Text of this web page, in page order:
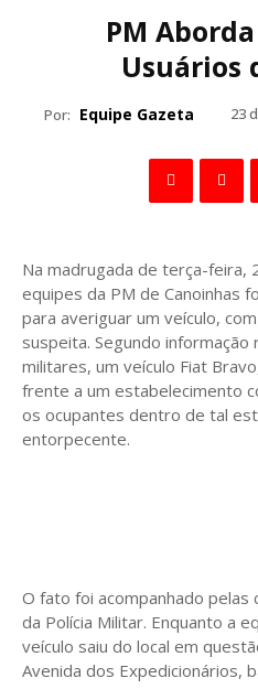
PM
Usuários
Por: Equipe Gazeta 23
Na madrugada de terça-feira,
equipes da PM de Canoinhas
para averiguar um veículo,
suspeita. Segundo informação
militares, um veículo Fiat
frente a um estabelecimento
os ocupantes dentro de tal
entorpecente.
O fato foi acompanhado
da Polícia Militar. Enquanto a
veículo saiu do local em
Avenida dos Expedicionários,